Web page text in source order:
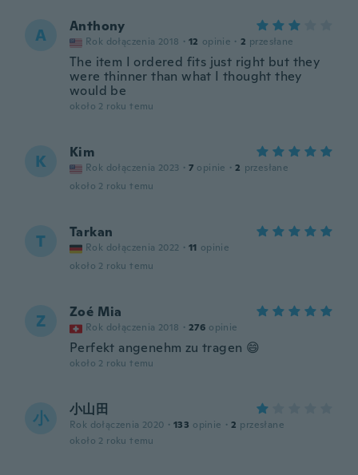
A Anthony
Rok dołączenia 2018 · 12 opinie · 2 przesłane
The item I ordered fits just right but they
were thinner than what I thought they
would be
około 2 roku temu
K Kim
Rok dołączenia 2023 · 7 opinie · 2 przesłane
około 2 roku temu
T Tarkan
Rok dołączenia 2022 · 11 opinie
około 2 roku temu
Z Zoé Mia
Rok dołączenia 2018 · 276 opinie
Perfekt angenehm zu tragen 😄
około 2 roku temu
小 小山田
Rok dołączenia 2020 · 133 opinie · 2 przesłane
około 2 roku temu